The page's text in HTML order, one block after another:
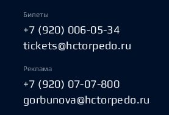
Билеты
+7 (920) 006-05-34
tickets@hctorpedo.ru
Реклама
+7 (920) 07-07-800
gorbunova@hctorpedo.ru